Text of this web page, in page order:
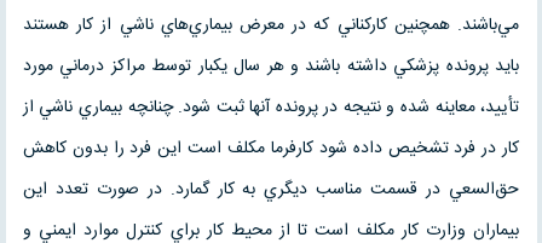
مي‌باشند. همچنين كاركناني كه در معرض بيماري‌هاي ناشي از كار هستند
بايد پرونده پزشكي داشته باشند و هر سال يكبار توسط مراكز درماني مورد
تأييد، معاينه شده و نتيجه در پرونده آنها ثبت شود. چنانچه بيماري ناشي از
كار در فرد تشخيص داده شود كارفرما مكلف است اين فرد را بدون كاهش
حق‌السعي در قسمت مناسب ديگري به كار گمارد. در صورت تعدد اين
بيماران وزارت كار مكلف است تا از محيط كار براي كنترل موارد ايمني و